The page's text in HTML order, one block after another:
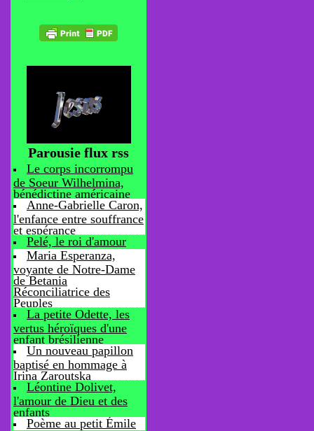
Parousie flux rss
Le corps incorrompu
de Soeur Wilhelmina,
bénédictine américaine
Anne-Gabrielle Caron,
l'enfance entre souffrance
et espérance
Pelé, le roi d'amour
Maria Esperanza,
voyante de Notre-Dame
de Betania
Réconciliatrice des
Peuples
La petite Odette, les
vertus héroïques d'une
enfant brésilienne
Un nouveau papillon
baptisé en hommage à
Irina Zaroutska
Léontine Dolivet,
l'amour de Dieu et des
enfants
Poème au petit Émile